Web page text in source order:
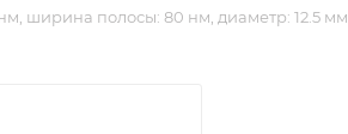
ширина полосы: 80 нм, диаметр: 12.5 мм